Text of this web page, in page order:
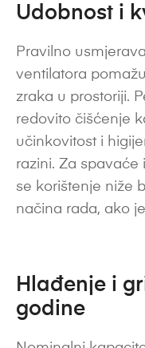
Udobnost i
Pravilno
ventilatora
zraka u prostoriji.
redovito čišćenje
učinkovitost i
razini. Za spavaće
se korištenje niže
načina rada, ako
Hlađenje i
godine